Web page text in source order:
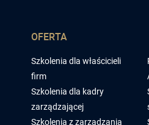
OFERTA
Szkolenia dla właścicieli
firm
Szkolenia dla kadry
zarządzającej
Szkolenia z zarządzania